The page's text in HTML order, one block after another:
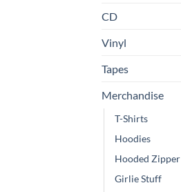
CD
Vinyl
Tapes
Merchandise
T-Shirts
Hoodies
Hooded Zipper
Girlie Stuff